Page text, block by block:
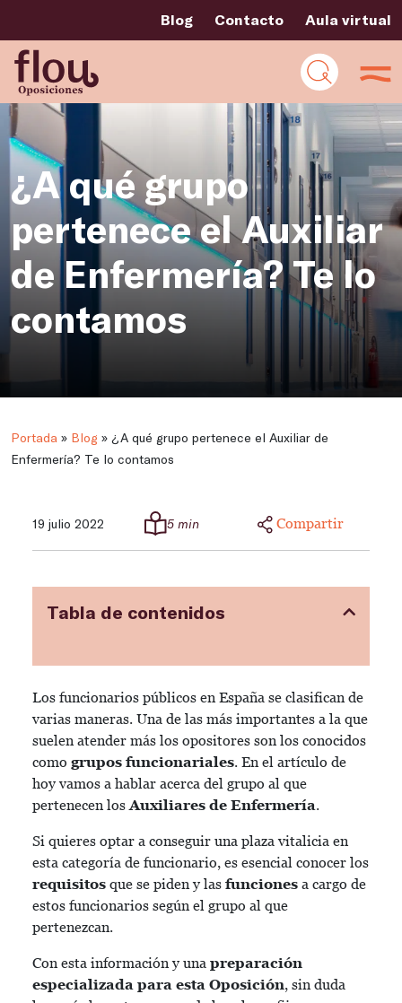
Blog Contacto Aula virtual
¿A qué grupo
pertenece el Auxiliar
de Enfermería? Te lo
contamos
Portada » Blog » ¿A qué grupo pertenece el Auxiliar de
Enfermería? Te lo contamos
19 julio 2022 5 min Compartir
Tabla de contenidos
Los funcionarios públicos en España se clasifican de
varias maneras. Una de las más importantes a la que
suelen atender más los opositores son los conocidos
como grupos funcionariales. En el artículo de
hoy vamos a hablar acerca del grupo al que
pertenecen losAuxiliares de Enfermería.
Si quieres optar a conseguir una plaza vitalicia en
esta categoría de funcionario, es esencial conocer los
requisitos que se piden y las funciones a cargo de
estos funcionarios según el grupo al que
pertenezcan.
Con esta información y una preparación
especializada para esta Oposición, sin duda